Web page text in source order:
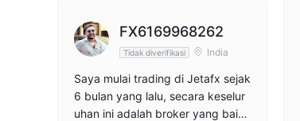
9 8
9
8
9
FX6169968262
Tidak diverifikasi India
Saya mulai trading di Jetafx sejak
6 bulan yang lalu, secara keselur
uhan ini adalah broker yang baik,